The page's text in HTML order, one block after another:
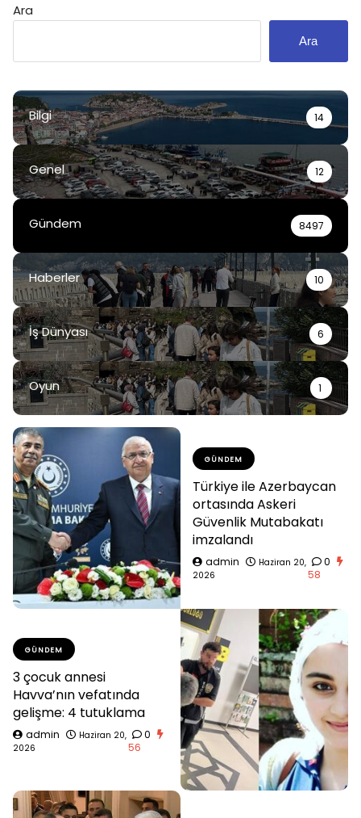
Ara
Ara
Bilgi 14
Genel 12
Gündem 8497
Haberler 10
İş Dünyası 6
Oyun 1
GÜNDEM
Türkiye ile Azerbaycan
ortasında Askeri
Güvenlik Mutabakatı
imzalandı
admin
Haziran 20,
2026
0
58
GÜNDEM
3 çocuk annesi
Havva’nın vefatında
gelişme: 4 tutuklama
admin
Haziran 20,
2026
0
56